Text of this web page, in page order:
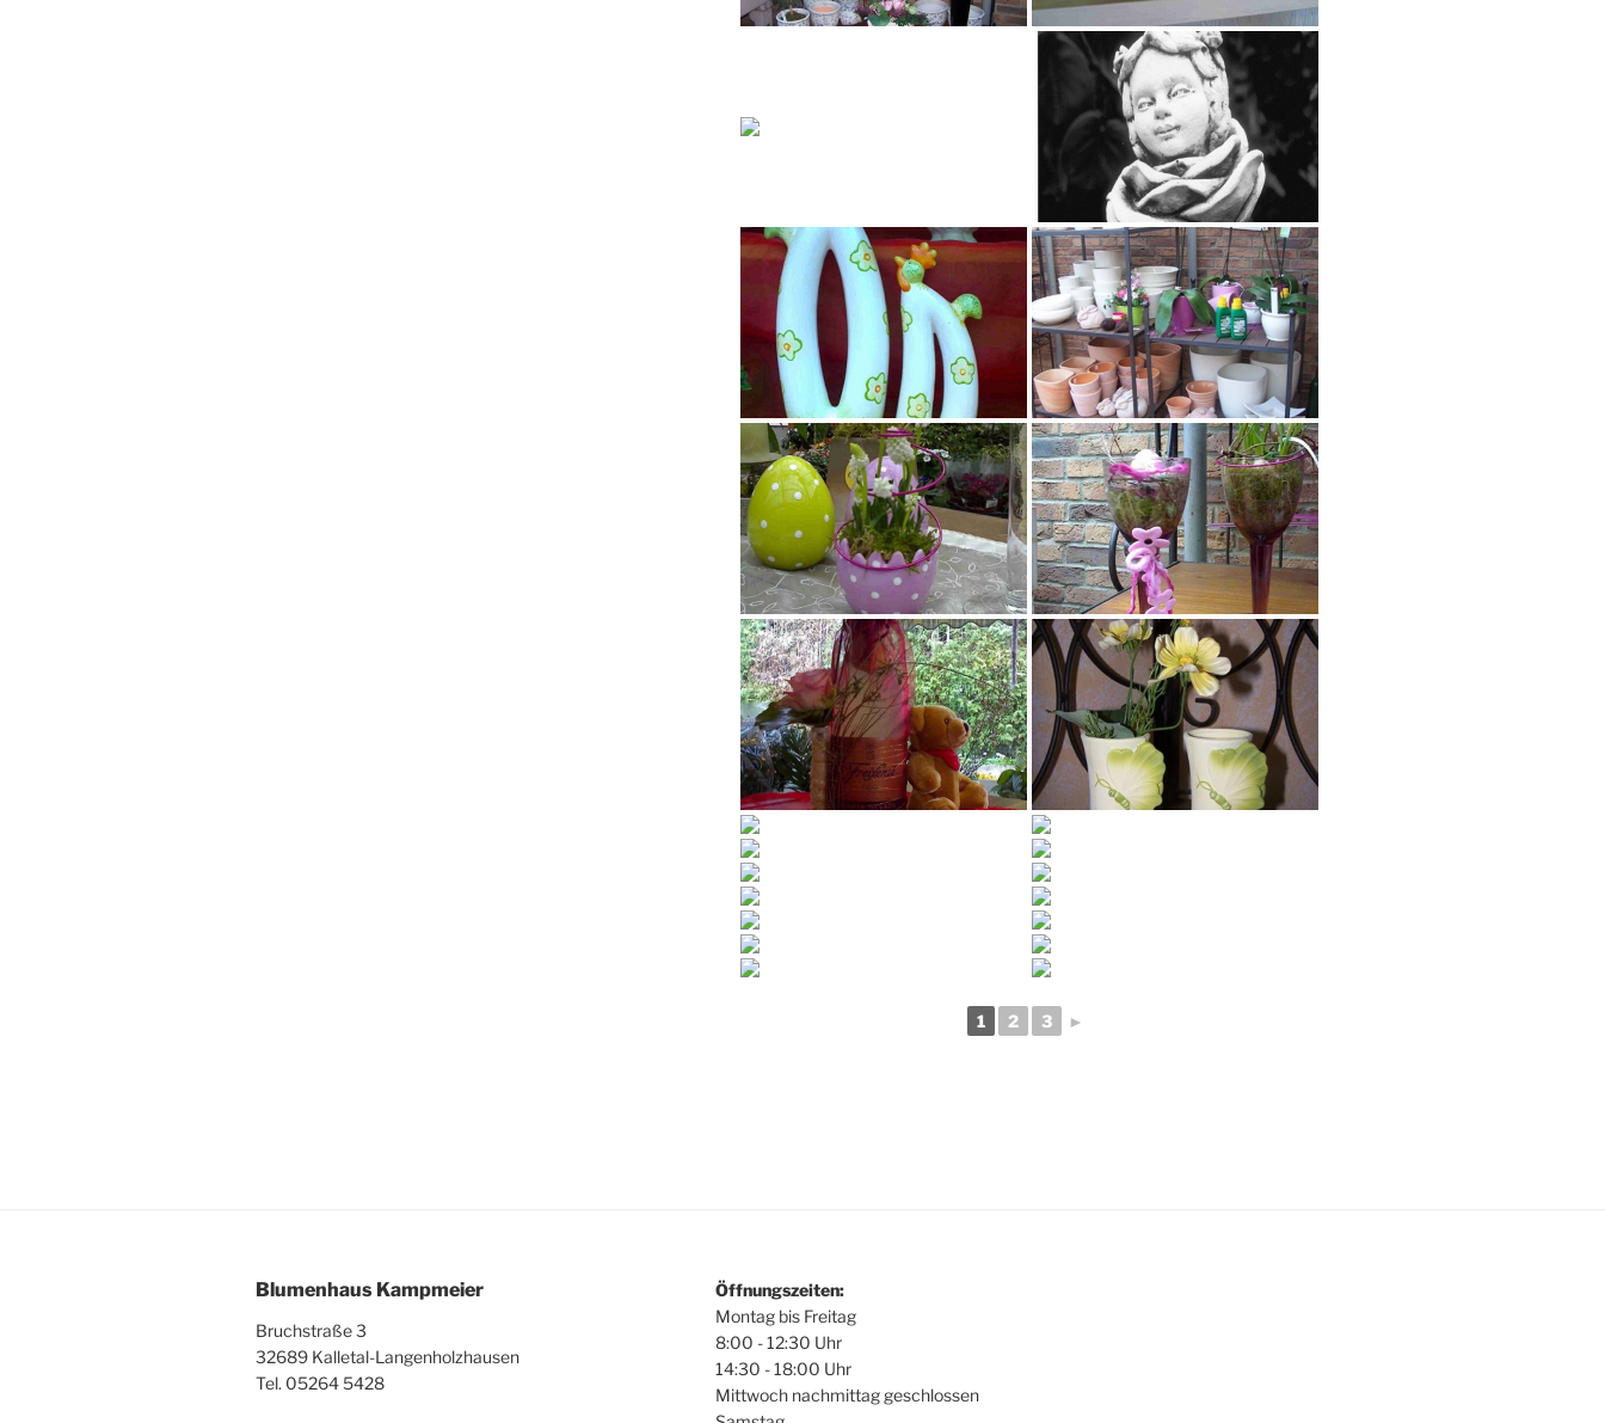
1 2 3 ►
Blumenhaus Kampmeier
Bruchstraße 3
32689 Kalletal-Langenholzhausen
Tel. 05264 5428
Öffnungszeiten:
Montag bis Freitag
8:00 - 12:30 Uhr
14:30 - 18:00 Uhr
Mittwoch nachmittag geschlossen